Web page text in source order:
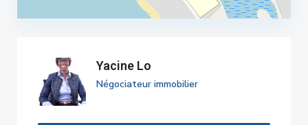
Yacine Lo
Négociateur immobilier